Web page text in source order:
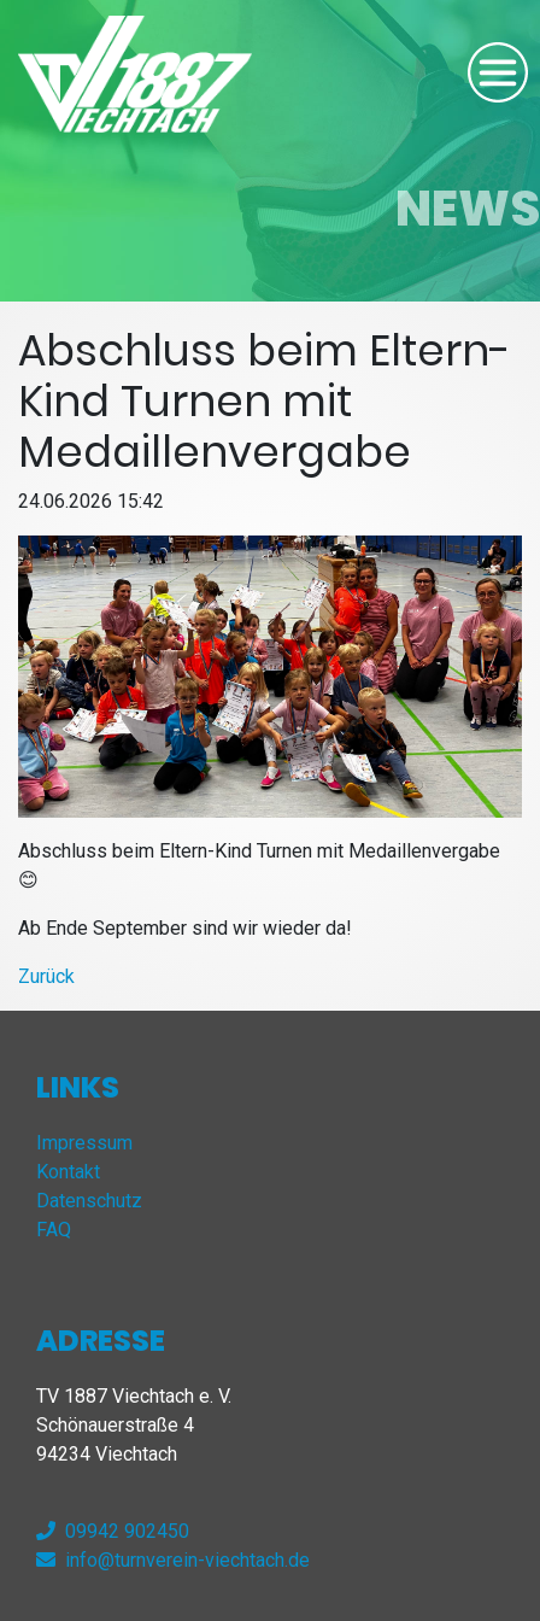
NEWS
Abschluss beim Eltern-
Kind Turnen mit
Medaillenvergabe
24.06.2026 15:42
Abschluss beim Eltern-Kind Turnen mit Medaillenvergabe
😊
Ab Ende September sind wir wieder da!
Zurück
LINKS
Impressum
Kontakt
Datenschutz
FAQ
ADRESSE
TV 1887 Viechtach e. V.
Schönauerstraße 4
94234 Viechtach
09942 902450
info@turnverein-viechtach.de